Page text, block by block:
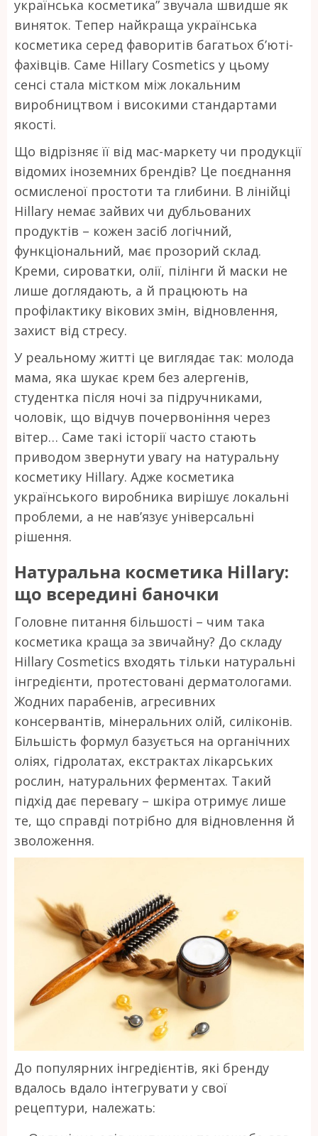
українська косметика” звучала швидше як
виняток. Тепер найкраща українська
косметика серед фаворитів багатьох б’юті-
фахівців. Саме Hillary Cosmetics у цьому
сенсі стала містком між локальним
виробництвом і високими стандартами
якості.
Що відрізняє її від мас-маркету чи продукції
відомих іноземних брендів? Це поєднання
осмисленої простоти та глибини. В лінійці
Hillary немає зайвих чи дубльованих
продуктів – кожен засіб логічний,
функціональний, має прозорий склад.
Креми, сироватки, олії, пілінги й маски не
лише доглядають, а й працюють на
профілактику вікових змін, відновлення,
захист від стресу.
У реальному житті це виглядає так: молода
мама, яка шукає крем без алергенів,
студентка після ночі за підручниками,
чоловік, що відчув почервоніння через
вітер… Саме такі історії часто стають
приводом звернути увагу на натуральну
косметику Hillary. Адже косметика
українського виробника вирішує локальні
проблеми, а не нав’язує універсальні
рішення.
Натуральна косметика Hillary:
що всередині баночки
Головне питання більшості – чим така
косметика краща за звичайну? До складу
Hillary Cosmetics входять тільки натуральні
інгредієнти, протестовані дерматологами.
Жодних парабенів, агресивних
консервантів, мінеральних олій, силіконів.
Більшість формул базується на органічних
оліях, гідролатах, екстрактах лікарських
рослин, натуральних ферментах. Такий
підхід дає перевагу – шкіра отримує лише
те, що справді потрібно для відновлення й
зволоження.
До популярних інгредієнтів, які бренду
вдалось вдало інтегрувати у свої
рецептури, належать: